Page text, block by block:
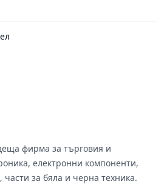
фирма за търговия и
електронни компоненти,
за бяла и черна техника.